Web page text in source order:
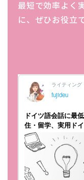
最短で効率よく
に、ぜひお役立